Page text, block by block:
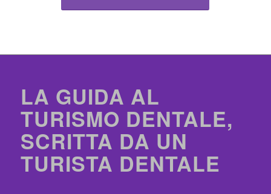
LA GUIDA AL
TURISMO DENTALE,
SCRITTA DA UN
TURISTA DENTALE